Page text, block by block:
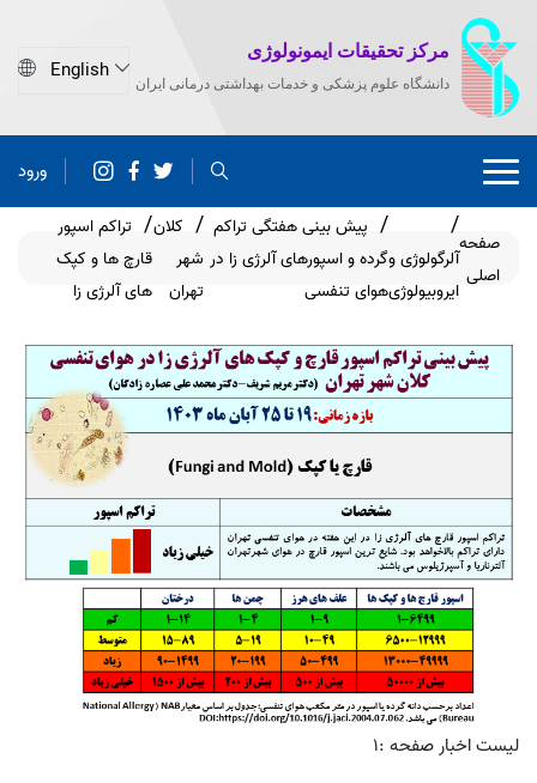
مرکز تحقیقات ایمونولوژی
دانشگاه علوم پزشکی و خدمات بهداشتی درمانی ایران
ورود
صفحه
اصلی
آلرگولوژی و
ایروبیولوژی
پیش بینی هفتگی تراکم
گرده و اسپورهای آلرژی زا در
هوای تنفسی
کلان
شهر
تهران
تراکم اسپور
قارچ ها و کپک
های آلرژی زا
لیست اخبار صفحه :1